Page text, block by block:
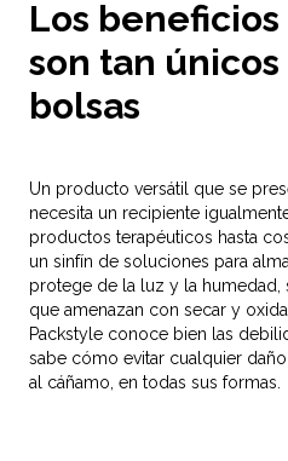
Los
son tan
bolsas
Un producto versátil que se
necesita un recipiente
productos terapéuticos hasta
un sinfín de soluciones para
protege de la luz y la humedad,
que amenazan con secar y
Packstyle conoce bien las
sabe cómo evitar cualquier
al cáñamo, en todas sus formas.